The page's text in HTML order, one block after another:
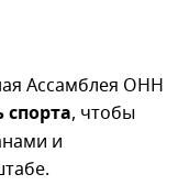
Ассамблея ОНН
, чтобы
и